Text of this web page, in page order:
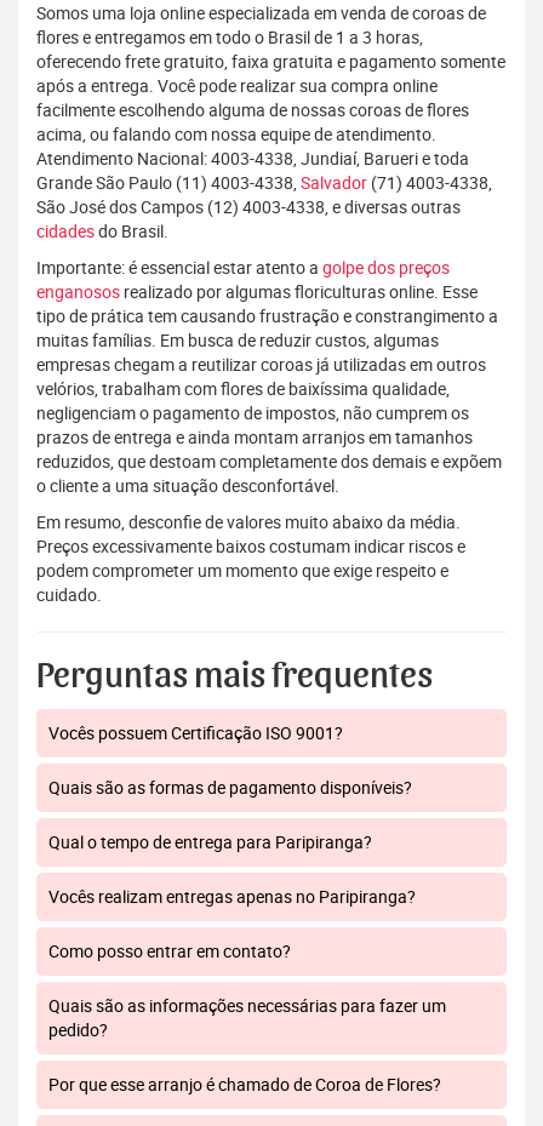
Somos uma loja online especializada em venda de coroas de
flores e entregamos em todo o Brasil de 1 a 3 horas,
oferecendo frete gratuito, faixa gratuita e pagamento somente
após a entrega. Você pode realizar sua compra online
facilmente escolhendo alguma de nossas coroas de flores
acima, ou falando com nossa equipe de atendimento.
Atendimento Nacional: 4003-4338, Jundiaí, Barueri e toda
Grande São Paulo (11) 4003-4338, Salvador (71) 4003-4338,
São José dos Campos (12) 4003-4338, e diversas outras
cidadesdo Brasil.
Importante: é essencial estar atento a golpe dos preços
enganosos realizado por algumas floriculturas online. Esse
tipo de prática tem causando frustração e constrangimento a
muitas famílias. Em busca de reduzir custos, algumas
empresas chegam a reutilizar coroas já utilizadas em outros
velórios, trabalham com flores de baixíssima qualidade,
negligenciam o pagamento de impostos, não cumprem os
prazos de entrega e ainda montam arranjos em tamanhos
reduzidos, que destoam completamente dos demais e expõem
o cliente a uma situação desconfortável.
Em resumo, desconfie de valores muito abaixo da média.
Preços excessivamente baixos costumam indicar riscos e
podem comprometer um momento que exige respeito e
cuidado.
Perguntas mais frequentes
Vocês possuem Certificação ISO 9001?
Quais são as formas de pagamento disponíveis?
Qual o tempo de entrega para Paripiranga?
Vocês realizam entregas apenas no Paripiranga?
Como posso entrar em contato?
Quais são as informações necessárias para fazer um
pedido?
Por que esse arranjo é chamado de Coroa de Flores?